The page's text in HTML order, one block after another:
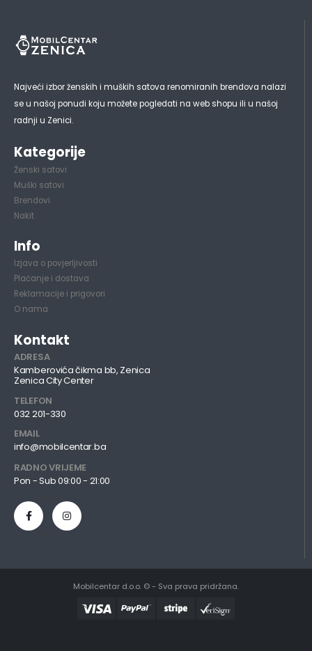
Najveći izbor ženskih i muških satova renomiranih brendova nalazi
se u našoj ponudi koju možete pogledati na web shopu ili u našoj
radnji u Zenici.
Kategorije
Ženski satovi
Muški satovi
Brendovi
Nakit
Info
Izjava o povjerljivosti
Plaćanje i dostava
Reklamacije i prigovori
O nama
Kontakt
ADRESA
Kamberovića čikma bb, Zenica
Zenica City Center
TELEFON
032 201-330
EMAIL
info@mobilcentar.ba
RADNO VRIJEME
Pon - Sub 09:00 - 21:00
Mobilcentar d.o.o. © - Sva prava pridržana.